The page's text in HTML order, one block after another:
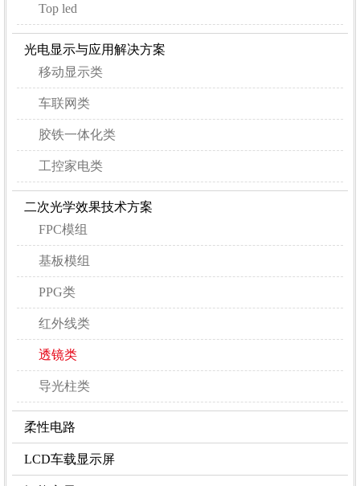
Top led
光电显示与应用解决方案
移动显示类
车联网类
胶铁一体化类
工控家电类
二次光学效果技术方案
FPC模组
基板模组
PPG类
红外线类
透镜类
导光柱类
柔性电路
LCD车载显示屏